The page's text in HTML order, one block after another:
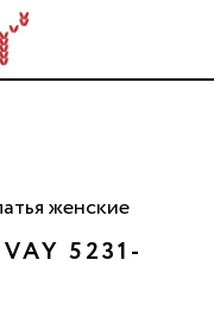
в России. Опт
женские
5231-